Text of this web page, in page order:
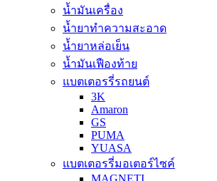
น้ำมันเครื่อง
น้ำยาทำความสะอาด
น้ำยาหล่อเย็น
น้ำมันเฟืองท้าย
แบตเตอรรี่รถยนต์
3K
Amaron
GS
PUMA
YUASA
แบตเตอรรี่มอเตอร์ไซค์